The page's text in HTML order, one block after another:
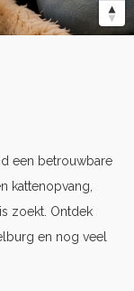
een betrouwbare
kattenopvang,
zoekt. Ontdek
en nog veel